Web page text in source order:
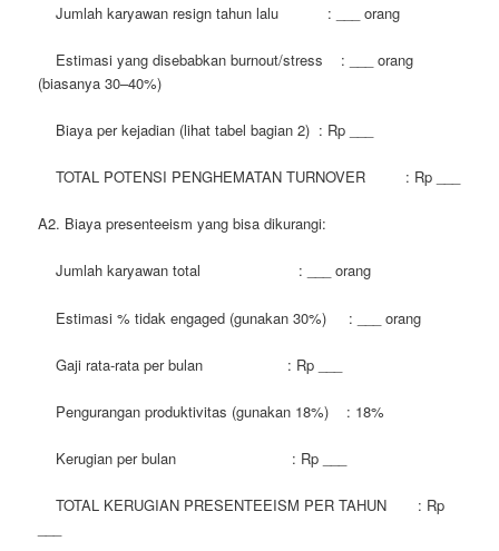
Jumlah karyawan resign tahun lalu : ___ orang
Estimasi yang disebabkan burnout/stress : ___ orang
(biasanya 30–40%)
Biaya per kejadian (lihat tabel bagian 2) : Rp ___
TOTAL POTENSI PENGHEMATAN TURNOVER : Rp ___
A2. Biaya presenteeism yang bisa dikurangi:
Jumlah karyawan total : ___ orang
Estimasi % tidak engaged (gunakan 30%) : ___ orang
Gaji rata-rata per bulan : Rp ___
Pengurangan produktivitas (gunakan 18%) : 18%
Kerugian per bulan : Rp ___
TOTAL KERUGIAN PRESENTEEISM PER TAHUN : Rp